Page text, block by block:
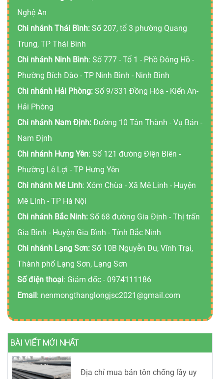
Nghệ An
Chi nhánh Thái Bình: Số 207, tổ 3 phường Quang
Trung, TP Thái Bình
Chi nhánh Ninh Bình: Số 777 - Tổ 1 - Phồ Đông Hồ -
Phường Bích Đào - TP Ninh Bình - Ninh Bình
Chi nhánh Hải Phòng: Số 9/331 Đồng Hóa - Kiến An-
Hải Phòng
Chi nhánh Nam Định: Đường 10 Tân Thành - Vụ Bản -
Nam Định
Chi nhánh Hưng Yên: Số 121 đường Điện Biên -
Phường Lê Lợi - TP Hưng Yên
Chi nhánh Mê Linh: Xóm Chùa - Xã Mê Linh - Huyện
Mê Linh - TP Hà Nội
Chi nhánh Bắc Ninh: Số 68 đường Gia Định - Thị trấn
Gia Bình - Huyện Gia Bình - Tỉnh Bắc Ninh
Chi nhánh Lạng Sơn: Số 10B Nguyễn Du, Vĩnh Trại,
Thành phố Lạng Sơn, Lạng Sơn
Số điện thoại: Giám đốc - 0974111186
Email: nenmongthanglongjsc2021@gmail.com
BÀI VIẾT MỚI NHẤT
Địa chỉ mua bán tôn chống lầy uy